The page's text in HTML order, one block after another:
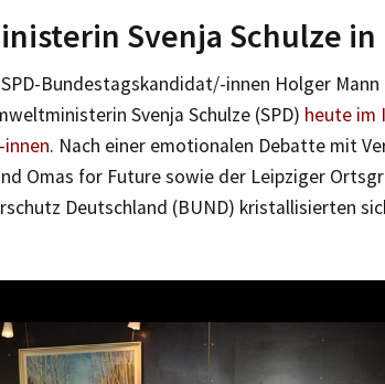
Svenja Schulze in
Bundestagskandidat/-innen Holger Mann
Svenja Schulze (SPD) heute im
. Nach einer emotionalen Debatte mit
Omas for Future sowie der Leipziger
Deutschland (BUND) kristallisierten